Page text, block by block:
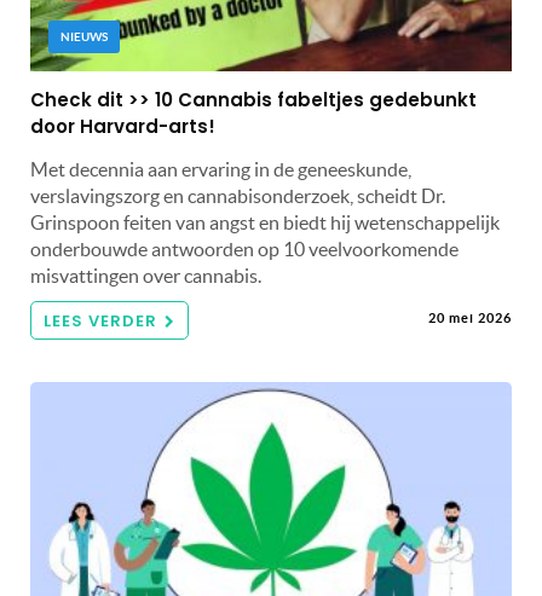
NIEUWS
Check dit >> 10 Cannabis fabeltjes gedebunkt
door Harvard-arts!
Met decennia aan ervaring in de geneeskunde,
verslavingszorg en cannabisonderzoek, scheidt Dr.
Grinspoon feiten van angst en biedt hij wetenschappelijk
onderbouwde antwoorden op 10 veelvoorkomende
misvattingen over cannabis.
LEES VERDER 20 mei 2026